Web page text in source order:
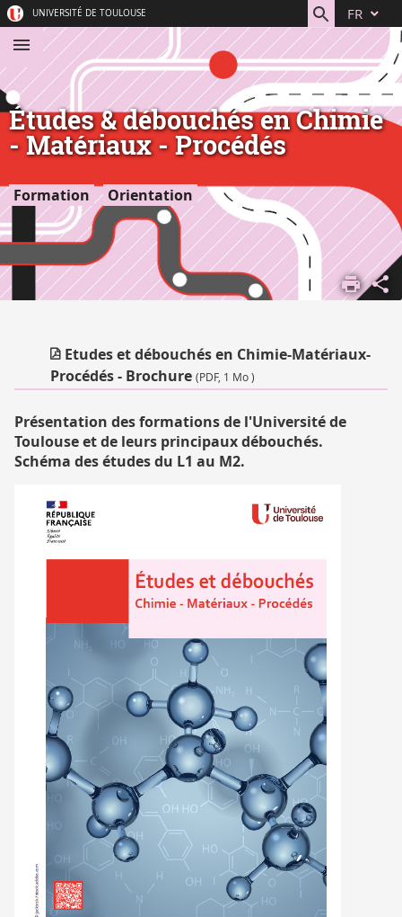
au
contenu
directs
UNIVERSITÉ DE TOULOUSE FR
Études & débouchés en Chimie
- Matériaux - Procédés
Formation Orientation
ACCUEIL
S'ORIENTER,
Etudes et débouchés en Chimie-Matériaux-
Procédés - Brochure (PDF, 1 Mo )
Présentation des formations de l'Université de
Toulouse et de leurs principaux débouchés.
Schéma des études du L1 au M2.